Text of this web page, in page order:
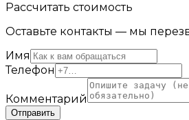
Рассчитать стоимость
Оставьте контакты — мы
Имя
Телефон
Комментарий
Отправить